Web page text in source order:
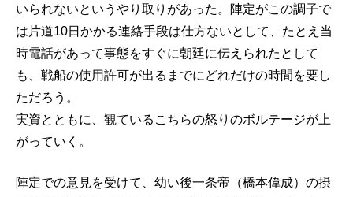
いられないというやり取りがあった。陣定がこの調子で
は片道10日かかる連絡手段は仕方ないとして、たとえ当
時電話があって事態をすぐに朝廷に伝えられたとして
も、戦船の使用許可が出るまでにどれだけの時間を要し
ただろう。
実資とともに、観ているこちらの怒りのボルテージが上
がっていく。
陣定での意見を受けて、幼い後一条帝（橋本偉成）の摂